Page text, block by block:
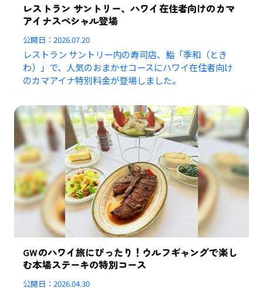
レストラン サントリー、ハワイ在住者向けのカマ
アイナスペシャル登場
公開日：2026.07.20
レストラン サントリー内の寿司店、鮨「季和（とき
わ）」で、人気のおまかせコースにハワイ在住者向け
のカマアイナ特別料金が登場しました。
GWのハワイ旅にぴったり！ウルフギャングで楽し
む本場ステーキの特別コース
公開日：2026.04.30